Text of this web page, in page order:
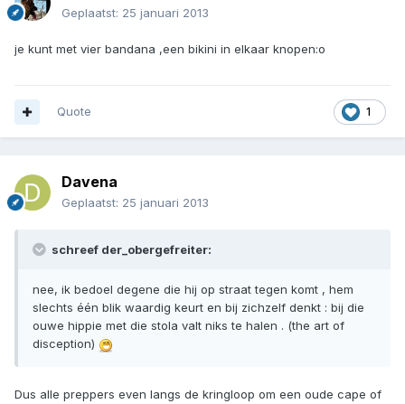
Geplaatst: 25 januari 2013
je kunt met vier bandana ,een bikini in elkaar knopen:o
1
Quote
Davena
Geplaatst: 25 januari 2013
schreef der_obergefreiter:
nee, ik bedoel degene die hij op straat tegen komt , hem
slechts één blik waardig keurt en bij zichzelf denkt : bij die
ouwe hippie met die stola valt niks te halen . (the art of
disception)
Dus alle preppers even langs de kringloop om een oude cape of